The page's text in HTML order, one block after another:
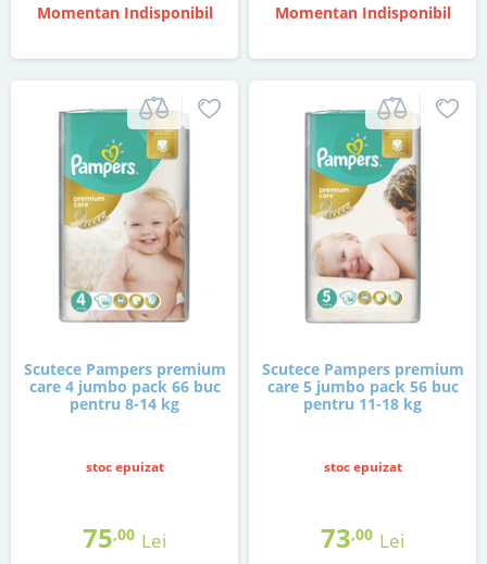
Momentan Indisponibil Momentan Indisponibil
Scutece Pampers premium
care 4 jumbo pack 66 buc
pentru 8-14 kg
stoc epuizat
75,00 Lei
Scutece Pampers premium
care 5 jumbo pack 56 buc
pentru 11-18 kg
stoc epuizat
73,00 Lei